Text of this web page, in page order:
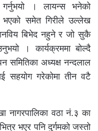
। लायन्स भनेको
भएको समेत गिरीले उल्लेख
बिभेद नहुने र जो सुकै
। कार्यक्रममा बोल्दै
समितिका अध्यक्ष नन्दलाल
सहयोग गरेकोमा तीन वटै
नागरपालिका वठा नं.३ का
भएर पनि दुर्गमको जस्तो